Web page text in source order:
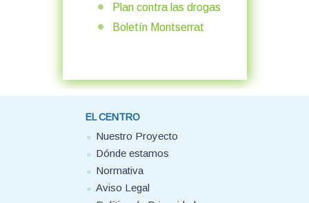
Plan contra las drogas
Boletín Montserrat
EL CENTRO
Nuestro Proyecto
Dónde estamos
Normativa
Aviso Legal